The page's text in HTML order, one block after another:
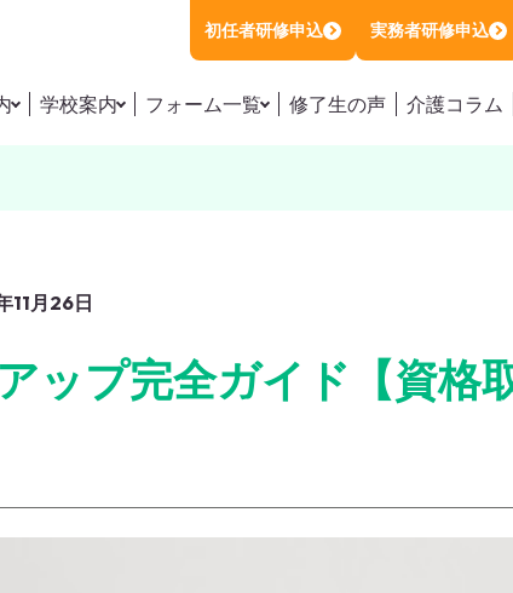
初任者研修申込 実務者研修申込
研修講座の日程を探す
制度（受講料0円）
学校案内
運営会社
フォーム一覧
特定商取引法に基づく表記
修了生の声 介護コラム
11月26日
ップ完全ガイド【資格